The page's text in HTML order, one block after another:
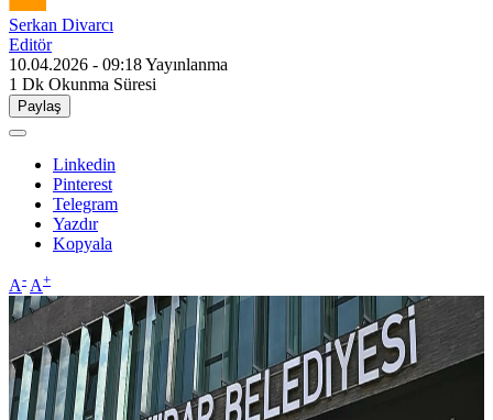
Serkan Divarcı
Editör
10.04.2026 - 09:18Yayınlanma
1 Dk Okunma Süresi
Paylaş
Linkedin
Pinterest
Telegram
Yazdır
Kopyala
A- A+